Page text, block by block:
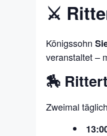
⚔️
Königssohn
veranstaltet –
🏇
Zweimal